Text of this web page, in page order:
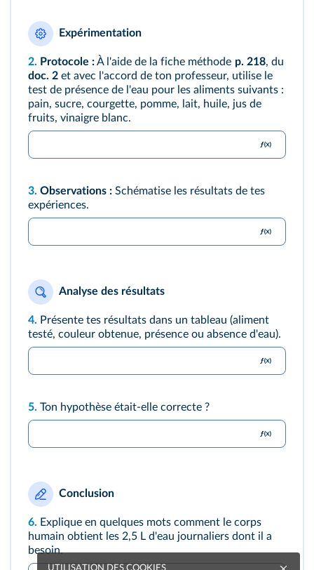
Expérimentation
2. Protocole :À l'aide de la fiche méthode p. 218, du
doc. 2 et avec l'accord de ton professeur, utilise le
test de présence de l'eau pour les aliments suivants :
pain, sucre, courgette, pomme, lait, huile, jus de
fruits, vinaigre blanc.
3. Observations : Schématise les résultats de tes
expériences.
Analyse des résultats
4. Présente tes résultats dans un tableau (aliment
testé, couleur obtenue, présence ou absence d'eau).
5. Ton hypothèse était-elle correcte ?
Conclusion
6. Explique en quelques mots comment le corps
humain obtient les 2,5 L d'eau journaliers dont il a
besoin.